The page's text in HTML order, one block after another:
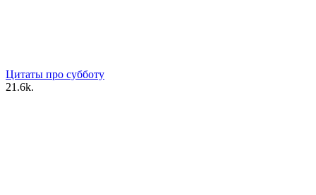
Цитаты про субботу
21.6k.